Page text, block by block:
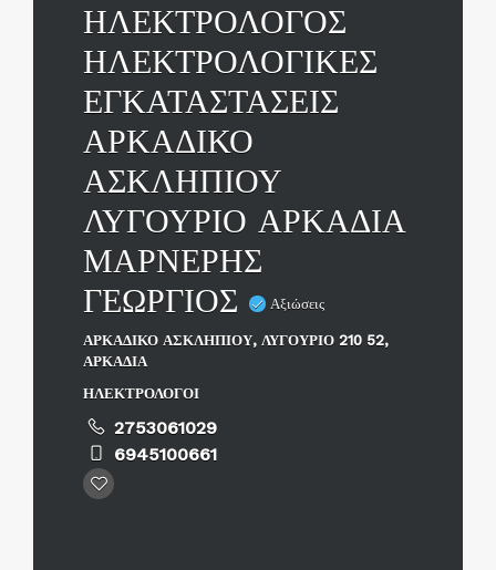
ΗΛΕΚΤΡΟΛΟΓΟΣ
ΗΛΕΚΤΡΟΛΟΓΙΚΕΣ
ΕΓΚΑΤΑΣΤΑΣΕΙΣ
ΑΡΚΑΔΙΚΟ
ΑΣΚΛΗΠΙΟΥ
ΛΥΓΟΥΡΙΟ ΑΡΚΑΔΙΑ
ΜΑΡΝΕΡΗΣ
ΓΕΩΡΓΙΟΣ
Αξιώσεις
ΑΡΚΑΔΙΚΟ ΑΣΚΛΗΠΙΟΥ, ΛΥΓΟΥΡΙΟ 210 52,
ΑΡΚΑΔΙΑ
ΗΛΕΚΤΡΟΛΟΓΟΙ
2753061029
6945100661